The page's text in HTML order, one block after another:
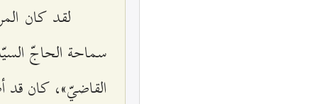
لقد كان
سماحة الحاجّ
القاضيّ»، كان قد